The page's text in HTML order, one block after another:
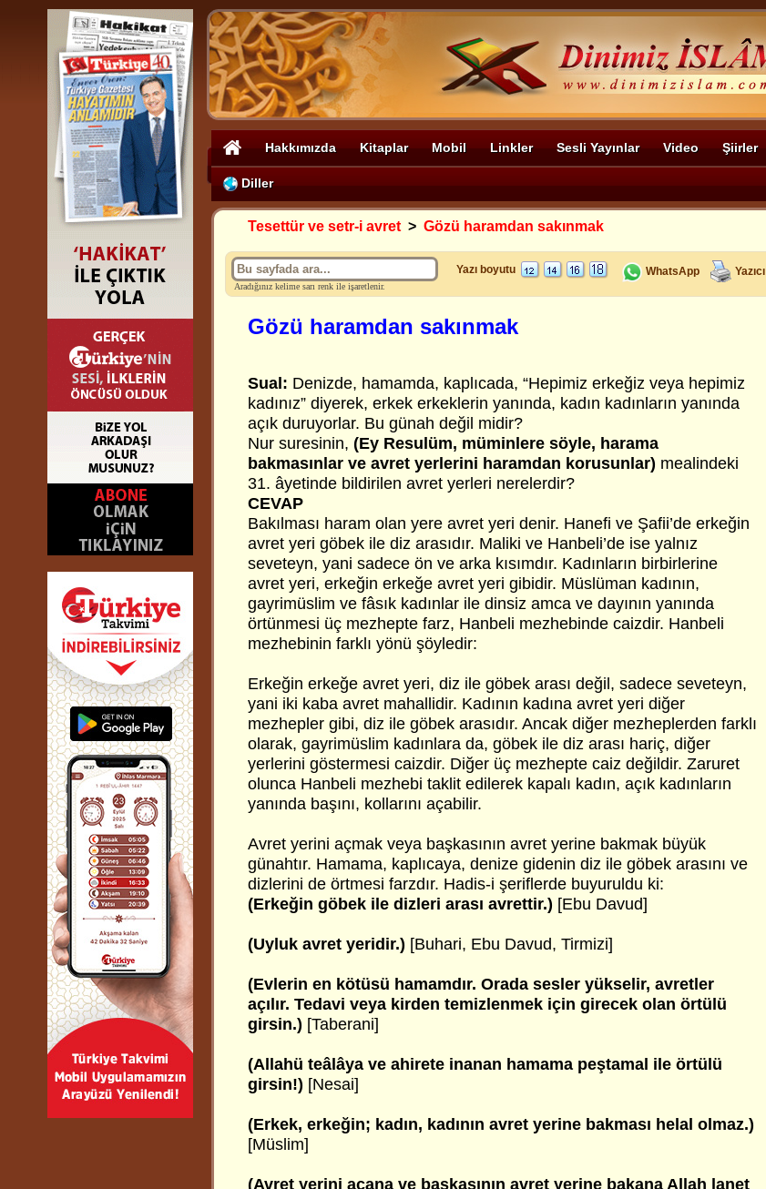
Hakkımızda Kitaplar Mobil Linkler Sesli Yayınlar Video Şiirler
Diller
Tesettür ve setr-i avret > Gözü haramdan sakınmak
Aradığınız kelime sarı renk ile işaretlenir.
Yazı boyutu WhatsApp Yazıcı
Gözü haramdan sakınmak
Sual: Denizde, hamamda, kaplıcada, “Hepimiz erkeğiz veya hepimiz
kadınız” diyerek, erkek erkeklerin yanında, kadın kadınların yanında
açık duruyorlar. Bu günah değil midir?
Nur suresinin, (Ey Resulüm, müminlere söyle, harama
bakmasınlar ve avret yerlerini haramdan korusunlar) mealindeki
31. âyetinde bildirilen avret yerleri nerelerdir?
CEVAP
Bakılması haram olan yere avret yeri denir. Hanefi ve Şafii’de erkeğin
avret yeri göbek ile diz arasıdır. Maliki ve Hanbeli’de ise yalnız
seveteyn, yani sadece ön ve arka kısımdır. Kadınların birbirlerine
avret yeri, erkeğin erkeğe avret yeri gibidir. Müslüman kadının,
gayrimüslim ve fâsık kadınlar ile dinsiz amca ve dayının yanında
örtünmesi üç mezhepte farz, Hanbeli mezhebinde caizdir. Hanbeli
mezhebinin farklı yönü şöyledir:
Erkeğin erkeğe avret yeri, diz ile göbek arası değil, sadece seveteyn,
yani iki kaba avret mahallidir. Kadının kadına avret yeri diğer
mezhepler gibi, diz ile göbek arasıdır. Ancak diğer mezheplerden farklı
olarak, gayrimüslim kadınlara da, göbek ile diz arası hariç, diğer
yerlerini göstermesi caizdir. Diğer üç mezhepte caiz değildir. Zaruret
olunca Hanbeli mezhebi taklit edilerek kapalı kadın, açık kadınların
yanında başını, kollarını açabilir.
Avret yerini açmak veya başkasının avret yerine bakmak büyük
günahtır. Hamama, kaplıcaya, denize gidenin diz ile göbek arasını ve
dizlerini de örtmesi farzdır. Hadis-i şeriflerde buyuruldu ki:
(Erkeğin göbek ile dizleri arası avrettir.) [Ebu Davud]
(Uyluk avret yeridir.) [Buhari, Ebu Davud, Tirmizi]
(Evlerin en kötüsü hamamdır. Orada sesler yükselir, avretler
açılır. Tedavi veya kirden temizlenmek için girecek olan örtülü
girsin.) [Taberani]
(Allahü teâlâya ve ahirete inanan hamama peştamal ile örtülü
girsin!) [Nesai]
(Erkek, erkeğin; kadın, kadının avret yerine bakması helal olmaz.)
[Müslim]
(Avret yerini açana ve başkasının avret yerine bakana Allah lanet